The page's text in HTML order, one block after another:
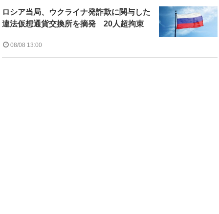
ロシア当局、ウクライナ発詐欺に関与した
違法仮想通貨交換所を摘発 20人超拘束
08/08 13:00